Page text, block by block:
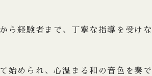
ら経験者まで、丁寧な指導を受け
始められ、心温まる和の音色を奏